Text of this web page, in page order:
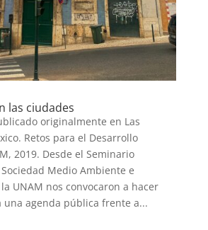
las ciudades
originalmente en Las
Retos para el Desarrollo
2019. Desde el Seminario
Medio Ambiente e
UNAM nos convocaron a hacer
una agenda pública frente a...